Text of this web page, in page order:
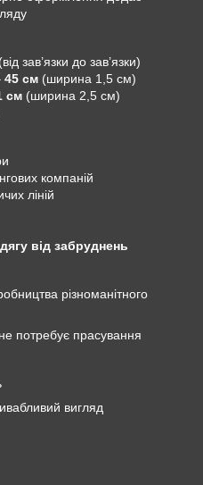
(від зав’язки до зав’язки)
45 см (ширина 1,5 см)
см (ширина 2,5 см)
компаній
ліній
від забруднень
різноманітного
потребує прасування
вигляд